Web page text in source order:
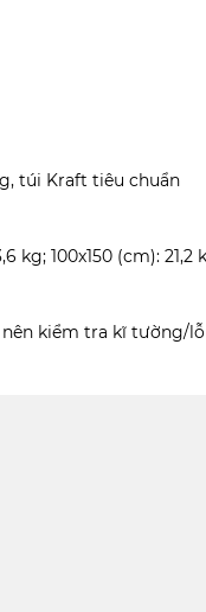
túi Kraft tiêu chuẩn
kg; 100x150 (cm): 21,2
kiểm tra kĩ tường/